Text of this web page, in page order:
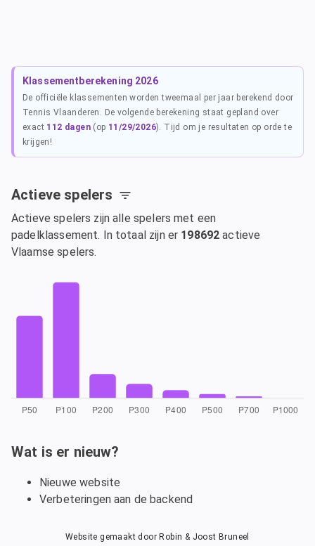
Klassementberekening 2026
De officiële klassementen worden tweemaal per jaar berekend door
Tennis Vlaanderen. De volgende berekening staat gepland over
exact 112 dagen (op 11/29/2026). Tijd om je resultaten op orde te
krijgen!
Actieve spelers
Actieve spelers zijn alle spelers met een
padelklassement. In totaal zijn er 198692 actieve
Vlaamse spelers.
Wat is er nieuw?
Nieuwe website
Verbeteringen aan de backend
Website gemaakt door Robin & Joost Bruneel